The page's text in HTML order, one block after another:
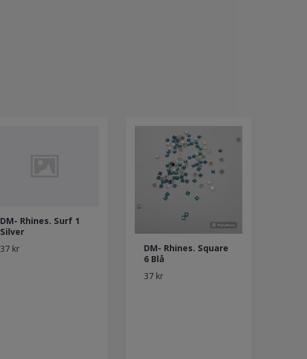
DM- Rhines. Surf 1
Silver
37 kr
DM- Rhines. Square
6 Blå
37 kr